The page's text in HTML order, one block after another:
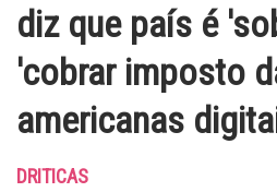
diz que país é
'cobrar imposto
americanas
DRITICAS